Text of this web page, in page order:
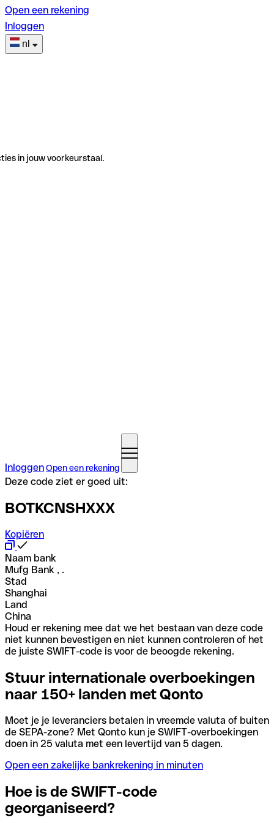
Open een rekening
Inloggen
nl
in jouw voorkeurstaal.
InloggenOpen een rekening
Deze code ziet er goed uit:
BOTKCNSHXXX
Kopiëren
Naam bank
Mufg Bank , .
Stad
Shanghai
Land
China
Houd er rekening mee dat we het bestaan van deze code
niet kunnen bevestigen en niet kunnen controleren of het
de juiste SWIFT-code is voor de beoogde rekening.
Stuur internationale overboekingen
naar 150+ landen met Qonto
Moet je je leveranciers betalen in vreemde valuta of buiten
de SEPA-zone? Met Qonto kun je SWIFT-overboekingen
doen in 25 valuta met een levertijd van 5 dagen.
Open een zakelijke bankrekening in minuten
Hoe is de SWIFT-code
georganiseerd?